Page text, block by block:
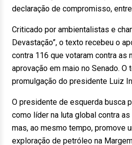
declaração de compromisso,
Criticado por ambientalistas e
Devastação”, o texto recebeu o
contra 116 que votaram contra as
aprovação em maio no Senado. O
promulgação do presidente Luiz
O presidente de esquerda busca
como líder na luta global contra
mas, ao mesmo tempo, promove
exploração de petróleo na